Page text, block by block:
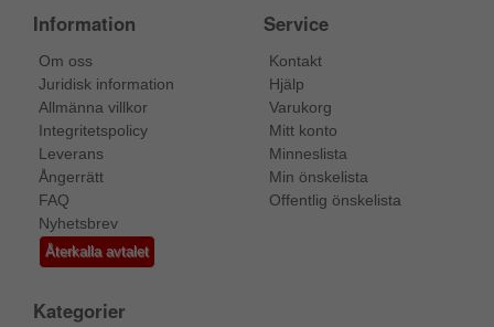
Information
Om oss
Juridisk information
Allmänna villkor
Integritetspolicy
Leverans
Ångerrätt
FAQ
Nyhetsbrev
Återkalla avtalet
Service
Kontakt
Hjälp
Varukorg
Mitt konto
Minneslista
Min önskelista
Offentlig önskelista
Kategorier